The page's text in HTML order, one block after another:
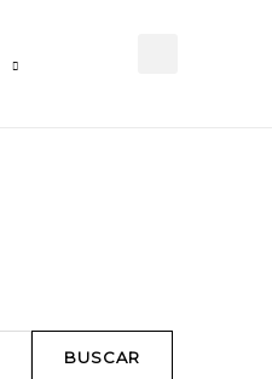
BUSCAR